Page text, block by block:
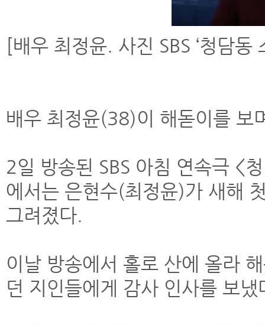
[배우 최정윤. 사진 SBS ‘청담동
배우 최정윤(38)이 해돋이를 보
2일 방송된 SBS 아침 연속극 <
에서는 은현수(최정윤)가 새해
그려졌다.
이날 방송에서 홀로 산에 올라
던 지인들에게 감사 인사를 보냈